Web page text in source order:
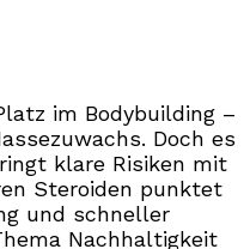
im Bodybuilding –
Doch es
klare Risiken mit
Steroiden punktet
und schneller
Nachhaltigkeit